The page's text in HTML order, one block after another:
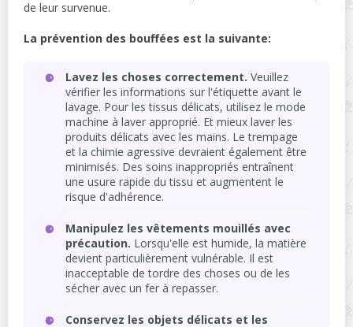
de leur survenue.
La prévention des bouffées est la suivante:
Lavez les choses correctement. Veuillez
vérifier les informations sur l'étiquette avant le
lavage. Pour les tissus délicats, utilisez le mode
machine à laver approprié. Et mieux laver les
produits délicats avec les mains. Le trempage
et la chimie agressive devraient également être
minimisés. Des soins inappropriés entraînent
une usure rapide du tissu et augmentent le
risque d'adhérence.
Manipulez les vêtements mouillés avec
précaution. Lorsqu'elle est humide, la matière
devient particulièrement vulnérable. Il est
inacceptable de tordre des choses ou de les
sécher avec un fer à repasser.
Conservez les objets délicats et les